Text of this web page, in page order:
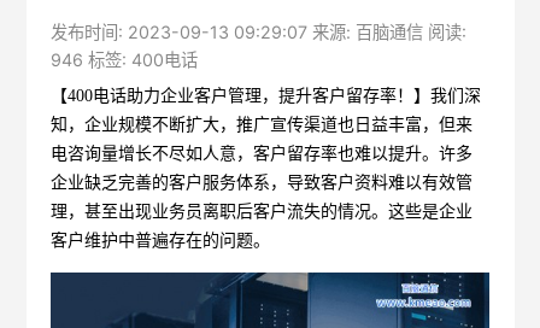
发布时间: 2023-09-13 09:29:07 来源: 百脑通信 阅读:
946 标签: 400电话
【400电话助力企业客户管理，提升客户留存率！】我们深
知，企业规模不断扩大，推广宣传渠道也日益丰富，但来
电咨询量增长不尽如人意，客户留存率也难以提升。许多
企业缺乏完善的客户服务体系，导致客户资料难以有效管
理，甚至出现业务员离职后客户流失的情况。这些是企业
客户维护中普遍存在的问题。